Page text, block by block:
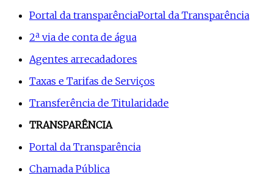
Portal da transparênciaPortal da Transparência
2ª via de conta de água
Agentes arrecadadores
Taxas e Tarifas de Serviços
Transferência de Titularidade
TRANSPARÊNCIA
Portal da Transparência
Chamada Pública